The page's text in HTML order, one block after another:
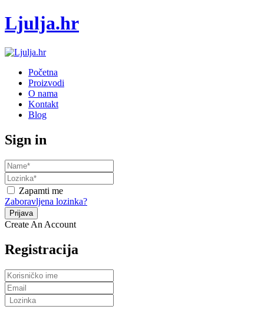
Ljulja.hr
Početna
Proizvodi
O nama
Kontakt
Blog
Sign in
Zapamti me
Zaboravljena lozinka?
Create An Account
Registracija